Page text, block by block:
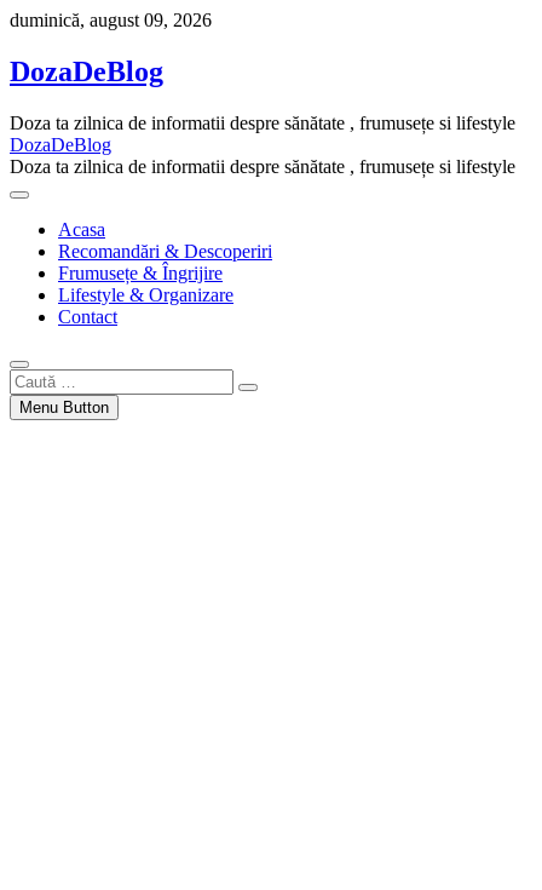
Skip
content
duminică, august 09, 2026
DozaDeBlog
Doza ta zilnica de informatii despre sănătate , frumusețe si lifestyle
DozaDeBlog
Doza ta zilnica de informatii despre sănătate , frumusețe si lifestyle
Acasa
Recomandări & Descoperiri
Frumusețe & Îngrijire
Lifestyle & Organizare
Contact
Caută
…Menu Button